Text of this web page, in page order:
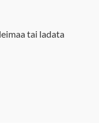
tai ladata